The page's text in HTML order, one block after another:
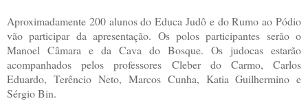
Aproximadamente 200 alunos do Educa Judô e do Rumo ao Pódio
vão participar da apresentação. Os polos participantes serão o
Manoel Câmara e da Cava do Bosque. Os judocas estarão
acompanhados pelos professores Cleber do Carmo, Carlos
Eduardo, Terêncio Neto, Marcos Cunha, Katia Guilhermino e
Sérgio Bin.